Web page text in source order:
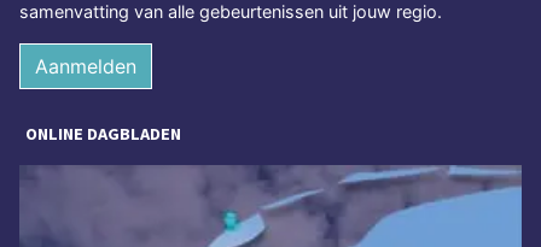
samenvatting van alle gebeurtenissen uit jouw regio.
Aanmelden
ONLINE DAGBLADEN